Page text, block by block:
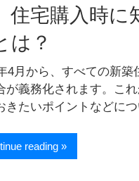
住宅購入時に
は？
4月から、すべての新
が義務化されます。こ
きたいポイントなどにつ
reading »